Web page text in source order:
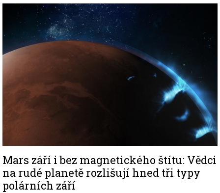
Image
Mars září i bez magnetického štítu: Vědci
na rudé planetě rozlišují hned tři typy
polárních září